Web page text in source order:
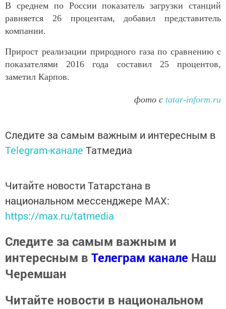
В среднем по России показатель загрузки станций
равняется 26 процентам, добавил представитель
компании.
Прирост реализации природного газа по сравнению с
показателями 2016 года составил 25 процентов,
заметил Карпов.
фото с tatar-inform.ru
Следите за самым важным и интересным в
Telegram-канале Татмедиа
Читайте новости Татарстана в
национальном мессенджере MАХ:
https://max.ru/tatmedia
Следите за самым важным и
интересным в Телеграм канале Наш
Черемшан
Читайте новости в национальном